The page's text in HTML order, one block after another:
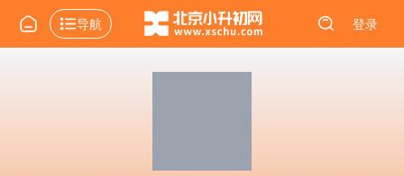
导航 登录